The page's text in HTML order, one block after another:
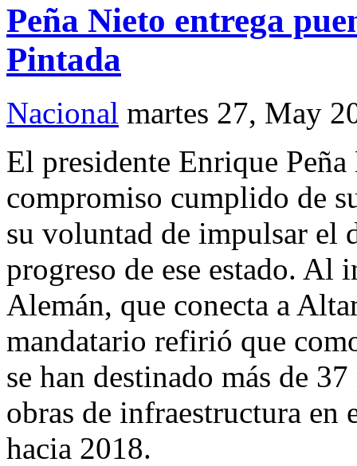
Peña Nieto entrega
Pintada
Nacional martes 27, May
El presidente Enrique
compromiso cumplido de
su voluntad de impulsar el
progreso de ese estado. Al
Alemán, que conecta a
mandatario refirió que
se han destinado más de
obras de infraestructura en
hacia 2018.